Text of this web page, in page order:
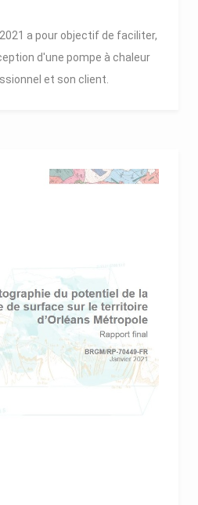
a pour objectif de faciliter,
d'une pompe à chaleur
et son client.